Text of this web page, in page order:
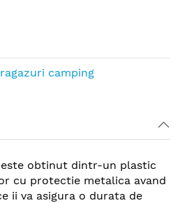
camping
obtinut dintr-un plastic
cu protectie metalica avand
ii va asigura o durata de